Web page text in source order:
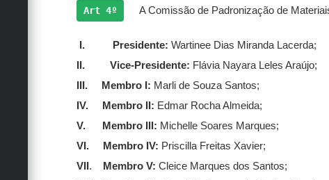
Art 4º A Comissão de Padronização de
I. Presidente: Wartinee Dias Miranda Lacerda;
II.
Vice-Presidente: Flávia Nayara Leles Araújo;
III.
Membro I: Marli de Souza Santos;
IV.
Membro II: Edmar Rocha Almeida;
V.
Membro III: Michelle Soares Marques;
VI.
Membro IV: Priscilla Freitas Xavier;
VII . Membro V: Cleice Marques dos Santos;